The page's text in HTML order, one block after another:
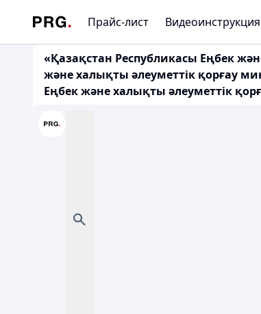
Прайс-лист Видеоинструкция
«Қазақстан Республикасы Еңбек
және халықты әлеуметтік қорғау
Еңбек және халықты әлеуметтік